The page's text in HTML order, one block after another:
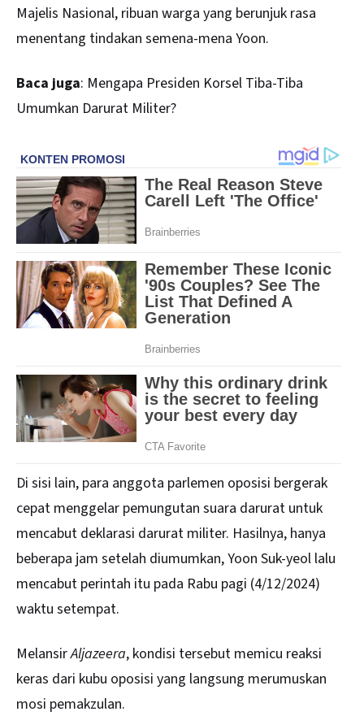
Majelis Nasional, ribuan warga yang berunjuk rasa
menentang tindakan semena-mena Yoon.
Baca juga: Mengapa Presiden Korsel Tiba-Tiba
Umumkan Darurat Militer?
Di sisi lain, para anggota parlemen oposisi bergerak
cepat menggelar pemungutan suara darurat untuk
mencabut deklarasi darurat militer. Hasilnya, hanya
beberapa jam setelah diumumkan, Yoon Suk-yeol lalu
mencabut perintah itu pada Rabu pagi (4/12/2024)
waktu setempat.
MelansirAljazeera, kondisi tersebut memicu reaksi
keras dari kubu oposisi yang langsung merumuskan
mosi pemakzulan.